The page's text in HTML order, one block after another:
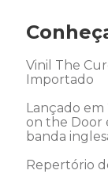
Vinil The
Importado
Lançado em
on the Door
banda
Repertório